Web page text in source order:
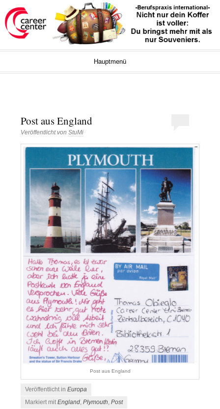
Career Center Blog
UNIVERSITÄT BREMEN
Hauptmenü
Post aus England
Veröffentlicht vonStuMi
Post aus England
Veröffentlicht inEuropa
Markiert mitEngland,Plymouth,Post